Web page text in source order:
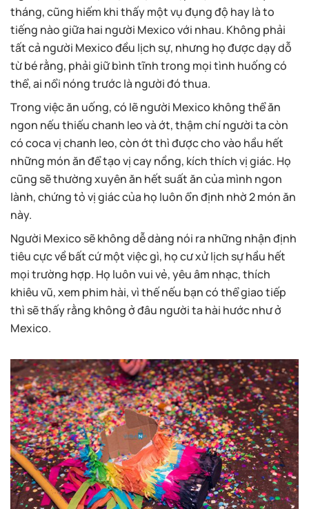
tháng, cũng hiếm khi thấy một vụ đụng độ hay là to
tiếng nào giữa hai người Mexico với nhau. Không phải
tất cả người Mexico đều lịch sự, nhưng họ được dạy dỗ
từ bé rằng, phải giữ bình tĩnh trong mọi tình huống có
thể, ai nổi nóng trước là người đó thua.
Trong việc ăn uống, có lẽ người Mexico không thể ăn
ngon nếu thiếu chanh leo và ớt, thậm chí người ta còn
có coca vị chanh leo, còn ớt thì được cho vào hầu hết
những món ăn để tạo vị cay nồng, kích thích vị giác. Họ
cũng sẽ thường xuyên ăn hết suất ăn của mình ngon
lành, chứng tỏ vị giác của họ luôn ổn định nhờ 2 món ăn
này.
Người Mexico sẽ không dễ dàng nói ra những nhận định
tiêu cực về bất cứ một việc gì, họ cư xử lịch sự hầu hết
mọi trường hợp. Họ luôn vui vẻ, yêu âm nhạc, thích
khiêu vũ, xem phim hài, vì thế nếu bạn có thể giao tiếp
thì sẽ thấy rằng không ở đâu người ta hài hước như ở
Mexico.